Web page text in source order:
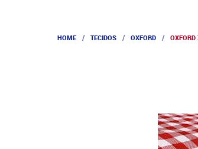
HOME TECIDOS OXFORD OXFORD